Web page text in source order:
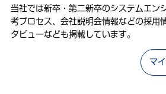
当社では新卒・第二新卒のシステムエン
考プロセス、会社説明会情報などの採用
タビューなども掲載しています。
マ